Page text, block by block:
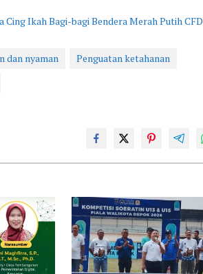
Ikah Bagi-bagi Bendera Merah Putih CFD
dan nyaman
Penguatan ketahanan